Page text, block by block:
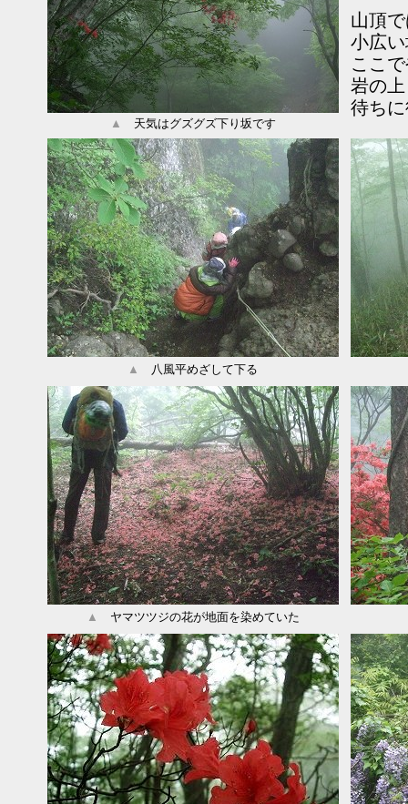
山頂
小広
ここ
岩の
待ち
▲ 天気はグズグズ下り坂です
▲ 八風平めざして下る
▲ ヤマツツジの花が地面を染めていた